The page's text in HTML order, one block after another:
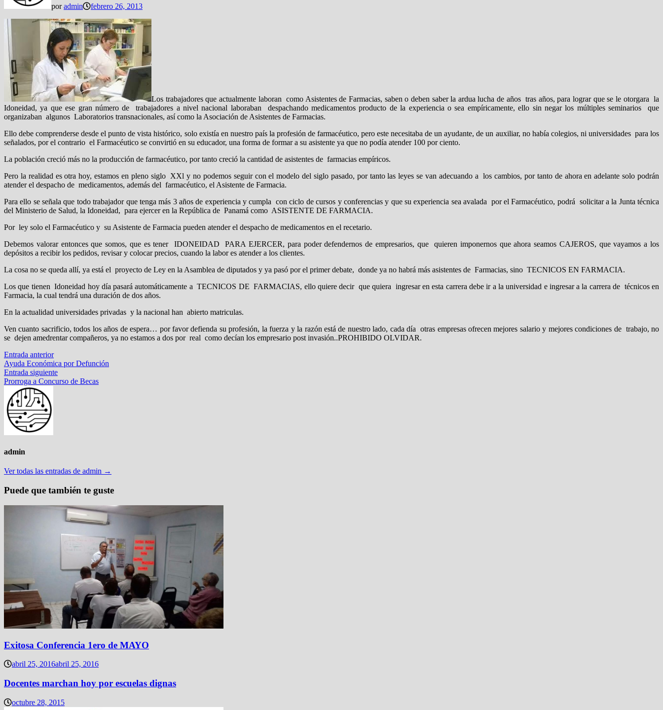
poradmin febrero 26, 2013
Los trabajadores que actualmente laboran como Asistentes de Farmacias, saben o deben saber la ardua lucha de años tras años, para lograr que se le otorgara la
Idoneidad, ya que ese gran número de trabajadores a nivel nacional laboraban despachando medicamentos producto de la experiencia o sea empíricamente, ello sin negar los múltiples seminarios que
organizaban algunos Laboratorios transnacionales, así como la Asociación de Asistentes de Farmacias.
Ello debe comprenderse desde el punto de vista histórico, solo existía en nuestro país la profesión de farmacéutico, pero este necesitaba de un ayudante, de un auxiliar, no había colegios, ni universidades para los
señalados, por el contrario el Farmacéutico se convirtió en su educador, una forma de formar a su asistente ya que no podía atender 100 por ciento.
La población creció más no la producción de farmacéutico, por tanto creció la cantidad de asistentes de farmacias empíricos.
Pero la realidad es otra hoy, estamos en pleno siglo XXl y no podemos seguir con el modelo del siglo pasado, por tanto las leyes se van adecuando a los cambios, por tanto de ahora en adelante solo podrán
atender el despacho de medicamentos, además del farmacéutico, el Asistente de Farmacia.
Para ello se señala que todo trabajador que tenga más 3 años de experiencia y cumpla con ciclo de cursos y conferencias y que su experiencia sea avalada por el Farmacéutico, podrá solicitar a la Junta técnica
del Ministerio de Salud, la Idoneidad, para ejercer en la República de Panamá como ASISTENTE DE FARMACIA.
Por ley solo el Farmacéutico y su Asistente de Farmacia pueden atender el despacho de medicamentos en el recetario.
Debemos valorar entonces que somos, que es tener IDONEIDAD PARA EJERCER, para poder defendernos de empresarios, que quieren imponernos que ahora seamos CAJEROS, que vayamos a los
depósitos a recibir los pedidos, revisar y colocar precios, cuando la labor es atender a los clientes.
La cosa no se queda allí, ya está el proyecto de Ley en la Asamblea de diputados y ya pasó por el primer debate, donde ya no habrá más asistentes de Farmacias, sino TECNICOS EN FARMACIA.
Los que tienen Idoneidad hoy día pasará automáticamente a TECNICOS DE FARMACIAS, ello quiere decir que quiera ingresar en esta carrera debe ir a la universidad e ingresar a la carrera de técnicos en
Farmacia, la cual tendrá una duración de dos años.
En la actualidad universidades privadas y la nacional han abierto matriculas.
Ven cuanto sacrificio, todos los años de espera… por favor defienda su profesión, la fuerza y la razón está de nuestro lado, cada día otras empresas ofrecen mejores salario y mejores condiciones de trabajo, no
se dejen amedrentar compañeros, ya no estamos a dos por real como decían los empresario post invasión..PROHIBIDO OLVIDAR.
Navegación
de
entradas
Entrada anteriorEntrada
anterior:
Ayuda Económica por Defunción
Entrada siguienteEntrada
siguiente:
Prorroga a Concurso de Becas
admin
Ver todas las entradas de admin →
Puede que también te guste
Exitosa Conferencia 1ero de MAYO
abril 25, 2016abril 25, 2016
Docentes marchan hoy por escuelas dignas
octubre 28, 2015